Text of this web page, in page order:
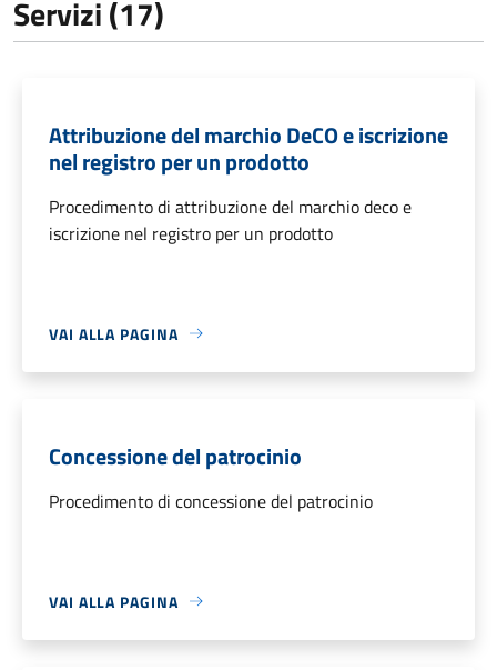
Servizi (17)
Attribuzione del marchio DeCO e iscrizione
nel registro per un prodotto
Procedimento di attribuzione del marchio deco e
iscrizione nel registro per un prodotto
VAI ALLA PAGINA
Concessione del patrocinio
Procedimento di concessione del patrocinio
VAI ALLA PAGINA